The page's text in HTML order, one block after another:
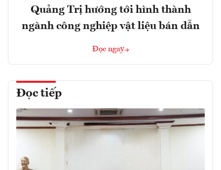
Quảng Trị hướng tới hình thành
ngành công nghiệp vật liệu bán dẫn
Đọc ngay
Đọc tiếp